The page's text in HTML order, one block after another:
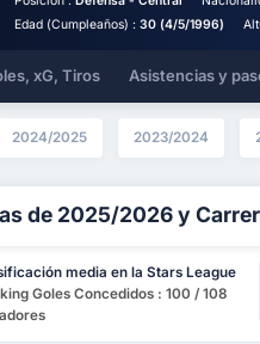
Edad (Cumpleaños) :30 (4/5/1996)
xG, Tiros Asistencias y
2024/2025 2023/2024
de 2025/2026 y
media en la Stars League
Goles Concedidos : 100 / 108